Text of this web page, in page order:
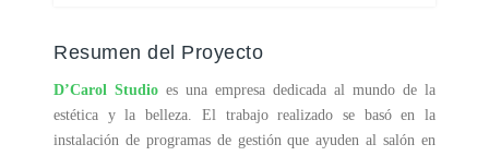
Resumen del Proyecto
D’Carol Studio es una empresa dedicada al mundo de la
estética y la belleza. El trabajo realizado se basó en la
instalación de programas de gestión que ayuden al salón en